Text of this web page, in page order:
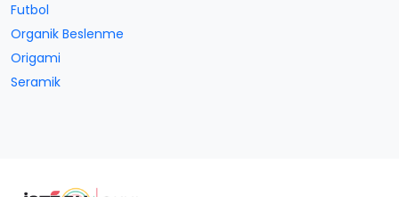
Futbol
Organik Beslenme
Origami
Seramik